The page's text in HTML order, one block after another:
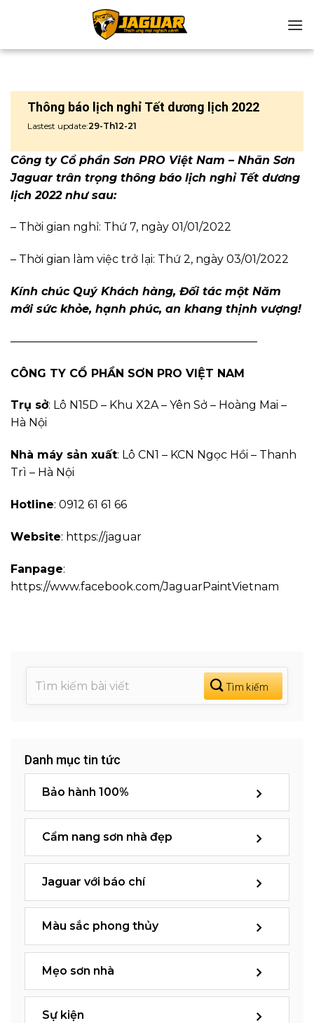
Thông báo lịch nghỉ Tết dương lịch 2022
Lastest update:29-Th12-21
Công ty Cổ phần Sơn PRO Việt Nam – Nhãn Sơn
Jaguar trân trọng thông báo lịch nghỉ Tết dương
lịch 2022 như sau:
– Thời gian nghỉ: Thứ 7, ngày 01/01/2022
– Thời gian làm việc trở lại: Thứ 2, ngày 03/01/2022
Kính chúc Quý Khách hàng, Đối tác một Năm
mới sức khỏe, hạnh phúc, an khang thịnh vượng!
——————————————————————
CÔNG TY CỔ PHẦN SƠN PRO VIỆT NAM
Trụ sở: Lô N15D – Khu X2A – Yên Sở – Hoàng Mai –
Hà Nội
Nhà máy sản xuất: Lô CN1 – KCN Ngọc Hồi – Thanh
Trì – Hà Nội
Hotline: 0912 61 61 66
Website: https://jaguar
Fanpage:
https://www.facebook.com/JaguarPaintVietnam
Danh mục tin tức
Bảo hành 100%
Cẩm nang sơn nhà đẹp
Jaguar với báo chí
Màu sắc phong thủy
Mẹo sơn nhà
Sự kiện